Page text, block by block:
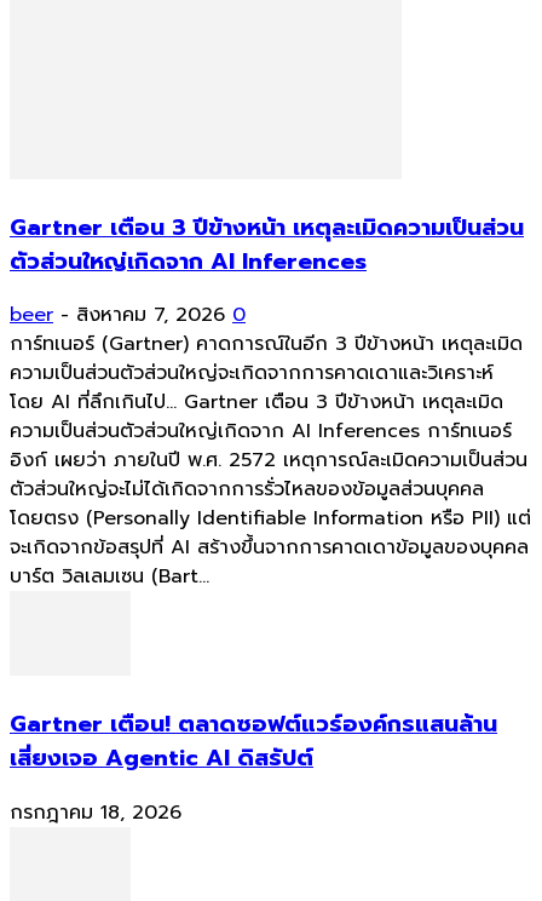
Gartner เตือน 3 ปีข้างหน้า เหตุละเมิดความเป็นส่วน
ตัวส่วนใหญ่เกิดจาก AI Inferences
beer - สิงหาคม 7, 2026 0
การ์ทเนอร์ (Gartner) คาดการณ์ในอีก 3 ปีข้างหน้า เหตุละเมิด
ความเป็นส่วนตัวส่วนใหญ่จะเกิดจากการคาดเดาและวิเคราะห์
โดย AI ที่ลึกเกินไป... Gartner เตือน 3 ปีข้างหน้า เหตุละเมิด
ความเป็นส่วนตัวส่วนใหญ่เกิดจาก AI Inferences การ์ทเนอร์
อิงก์ เผยว่า ภายในปี พ.ศ. 2572 เหตุการณ์ละเมิดความเป็นส่วน
ตัวส่วนใหญ่จะไม่ได้เกิดจากการรั่วไหลของข้อมูลส่วนบุคคล
โดยตรง (Personally Identifiable Information หรือ PII) แต่
จะเกิดจากข้อสรุปที่ AI สร้างขึ้นจากการคาดเดาข้อมูลของบุคคล
บาร์ต วิลเลมเซน (Bart...
Gartner เตือน! ตลาดซอฟต์แวร์องค์กรแสนล้าน
เสี่ยงเจอ Agentic AI ดิสรัปต์
กรกฎาคม 18, 2026